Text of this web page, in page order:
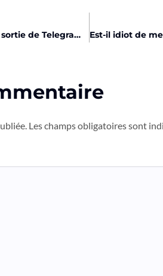
Web3 s’arrache TON avec la sortie de Telegram Ad Platform !
Les champs obligatoires sont